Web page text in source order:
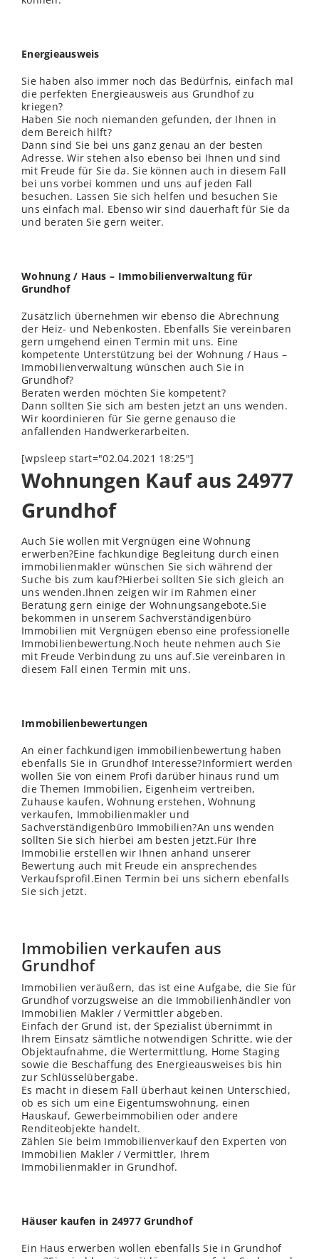
Energieausweis
Sie haben also immer noch das Bedürfnis, einfach mal
die perfekten Energieausweis aus Grundhof zu
kriegen?
Haben Sie noch niemanden gefunden, der Ihnen in
dem Bereich hilft?
Dann sind Sie bei uns ganz genau an der besten
Adresse. Wir stehen also ebenso bei Ihnen und sind
mit Freude für Sie da. Sie können auch in diesem Fall
bei uns vorbei kommen und uns auf jeden Fall
besuchen. Lassen Sie sich helfen und besuchen Sie
uns einfach mal. Ebenso wir sind dauerhaft für Sie da
und beraten Sie gern weiter.
Wohnung / Haus – Immobilienverwaltung für
Grundhof
Zusätzlich übernehmen wir ebenso die Abrechnung
der Heiz- und Nebenkosten. Ebenfalls Sie vereinbaren
gern umgehend einen Termin mit uns. Eine
kompetente Unterstützung bei der Wohnung / Haus –
Immobilienverwaltung wünschen auch Sie in
Grundhof?
Beraten werden möchten Sie kompetent?
Dann sollten Sie sich am besten jetzt an uns wenden.
Wir koordinieren für Sie gerne genauso die
anfallenden Handwerkerarbeiten.
[wpsleep start="02.04.2021 18:25"]
Wohnungen Kauf aus 24977
Grundhof
Auch Sie wollen mit Vergnügen eine Wohnung
erwerben?Eine fachkundige Begleitung durch einen
immobilienmakler wünschen Sie sich während der
Suche bis zum kauf?Hierbei sollten Sie sich gleich an
uns wenden.Ihnen zeigen wir im Rahmen einer
Beratung gern einige der Wohnungsangebote.Sie
bekommen in unserem Sachverständigenbüro
Immobilien mit Vergnügen ebenso eine professionelle
Immobilienbewertung.Noch heute nehmen auch Sie
mit Freude Verbindung zu uns auf.Sie vereinbaren in
diesem Fall einen Termin mit uns.
Immobilienbewertungen
An einer fachkundigen immobilienbewertung haben
ebenfalls Sie in Grundhof Interesse?Informiert werden
wollen Sie von einem Profi darüber hinaus rund um
die Themen Immobilien, Eigenheim vertreiben,
Zuhause kaufen, Wohnung erstehen, Wohnung
verkaufen, Immobilienmakler und
Sachverständigenbüro Immobilien?An uns wenden
sollten Sie sich hierbei am besten jetzt.Für Ihre
Immobilie erstellen wir Ihnen anhand unserer
Bewertung auch mit Freude ein ansprechendes
Verkaufsprofil.Einen Termin bei uns sichern ebenfalls
Sie sich jetzt.
Immobilien verkaufen aus
Grundhof
Immobilien veräußern, das ist eine Aufgabe, die Sie für
Grundhof vorzugsweise an die Immobilienhändler von
Immobilien Makler / Vermittler abgeben.
Einfach der Grund ist, der Spezialist übernimmt in
Ihrem Einsatz sämtliche notwendigen Schritte, wie der
Objektaufnahme, die Wertermittlung, Home Staging
sowie die Beschaffung des Energieausweises bis hin
zur Schlüsselübergabe.
Es macht in diesem Fall überhaut keinen Unterschied,
ob es sich um eine Eigentumswohnung, einen
Hauskauf, Gewerbeimmobilien oder andere
Renditeobjekte handelt.
Zählen Sie beim Immobilienverkauf den Experten von
Immobilien Makler / Vermittler, Ihrem
Immobilienmakler in Grundhof.
Häuser kaufen in 24977 Grundhof
Ein Haus erwerben wollen ebenfalls Sie in Grundhof